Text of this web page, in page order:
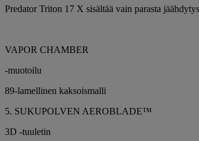
Predator Triton 17 X sisältää vain parasta
VAPOR CHAMBER
-muotoilu
89-lamellinen kaksoismalli
5. SUKUPOLVEN AEROBLADE™
3D -tuuletin